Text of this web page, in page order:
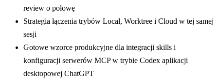
review o połowę
Strategia łączenia trybów Local, Worktree i Cloud w tej samej
sesji
Gotowe wzorce produkcyjne dla integracji skills i
konfiguracji serwerów MCP w trybie Codex aplikacji
desktopowej ChatGPT